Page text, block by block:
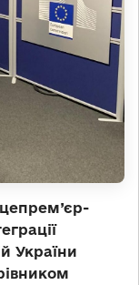
України